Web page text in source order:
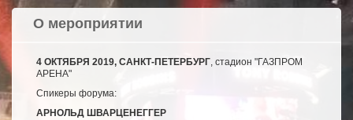
О мероприятии
4 ОКТЯБРЯ 2019, САНКТ-ПЕТЕРБУРГ, стадион "ГАЗПРОМ
АРЕНА"
Спикеры форума:
АРНОЛЬД ШВАРЦЕНЕГГЕР